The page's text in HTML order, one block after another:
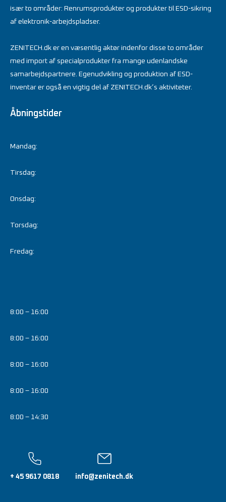
især to områder: Renrumsprodukter og produkter til ESD-sikring
af elektronik-arbejdspladser.
ZENITECH.dk er en væsentlig aktør indenfor disse to områder
med import af specialprodukter fra mange udenlandske
samarbejdspartnere. Egenudvikling og produktion af ESD-
inventar er også en vigtig del af ZENITECH.dk’s aktiviteter.
Åbningstider
Mandag:
Tirsdag:
Onsdag:
Torsdag:
Fredag:
8:00 – 16:00
8:00 – 16:00
8:00 – 16:00
8:00 – 16:00
8:00 – 14:30
+ 45 9617 0818 info@zenitech.dk